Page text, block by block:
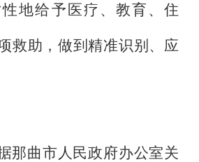
地给予医疗、教育、住
救助，做到精准识别、应
那曲市人民政府办公室关